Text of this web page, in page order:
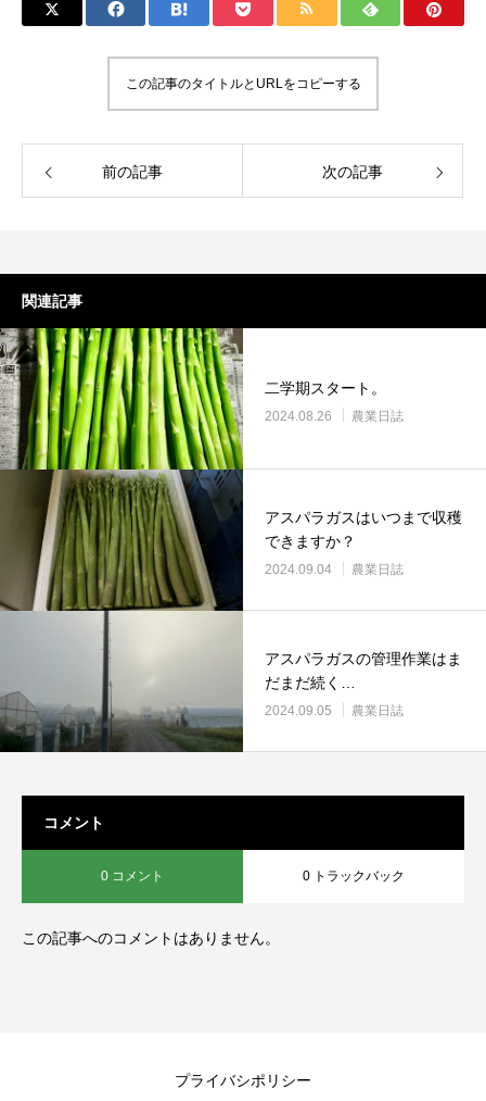
この記事のタイトルとURLをコピーする
前の記事 次の記事
関連記事
二学期スタート。
2024.08.26 農業日誌
アスパラガスはいつまで収穫
できますか？
2024.09.04 農業日誌
アスパラガスの管理作業はま
だまだ続く…
2024.09.05 農業日誌
コメント
0 コメント 0 トラックバック
この記事へのコメントはありません。
プライバシポリシー